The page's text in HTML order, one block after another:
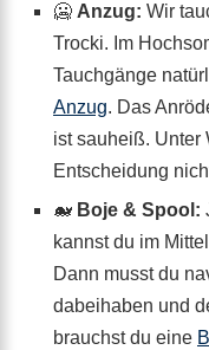
🥶 Anzug: Wir
Trocki. Im
Tauchgänge
Anzug. Das
ist sauheiß. Unter
Entscheidung
🐋 Boje & Spool:
kannst du im
Dann musst du
dabeihaben und
brauchst du eine